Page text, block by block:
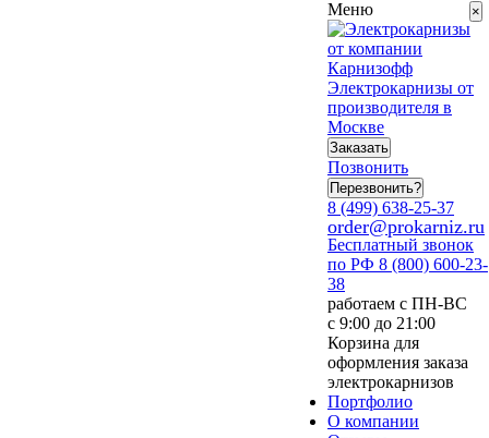
Меню
Электрокарнизы от
производителя в
Москве
Заказать
Позвонить
Перезвонить?
8 (499) 638-25-37
order@prokarniz.ru
Бесплатный звонок
по РФ 8 (800) 600-23-
38
работаем с ПН-ВС
с 9:00 до 21:00
Корзина для
оформления заказа
электрокарнизов
Портфолио
О компании
×